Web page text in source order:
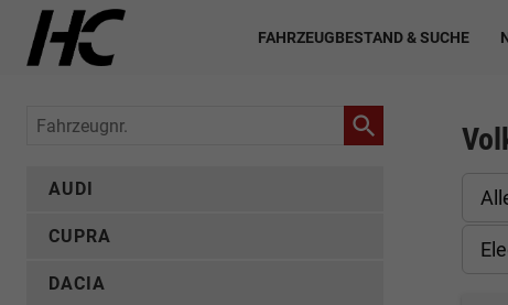
FAHRZEUGBESTAND & SUCHE
Fahrzeugnr.
AUDI
CUPRA
DACIA